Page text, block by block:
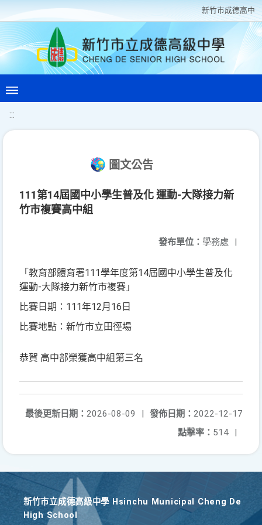
新竹巿成德高中
:::
圖文公告
111第14屆國中小學生普及化 運動-大隊接力新
竹市複賽高中組
發布單位： 學務處 |
「教育部體育署111學年度第14屆國中小學生普及化
運動-大隊接力新竹市複賽」
比賽日期：111年12月16日
比賽地點：新竹市立田徑場
恭賀 高中部榮獲高中組第三名
發佈日期： 2022-12-17
最後更新日期： 2026-08-09
|
點擊率： 514 |
新竹巿立成德高級中學 Hsinchu Municipal Cheng De
High School